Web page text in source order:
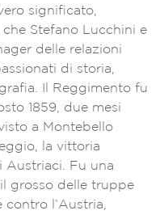
significato,
Stefano Lucchini e
delle relazioni
di storia,
Il Reggimento fu
1859, due mesi
a Montebello
la vittoria
Austriaci. Fu una
grosso delle truppe
contro l’Austria,